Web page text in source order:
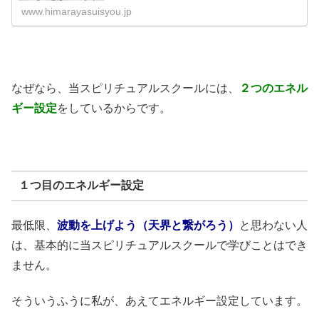
www.himarayasuisyou.jp
なぜなら、当スピリチュアルスクールには、
２つのエネル
ギー設定をしているからです。
１つ目のエネルギー設定
最低限、 波動を上げよう（天界と繋がろう）
と思わない人
は、基本的に当スピリチュアルスクールで学びことはでき
ません。
そういうふうに私が、あえてエネルギー設定しています。